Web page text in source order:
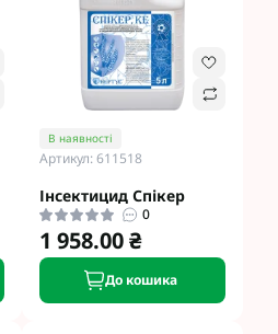
В наявності
Артикул: 611518
Інсектицид Спікер
0
1 958.00 ₴
До кошика